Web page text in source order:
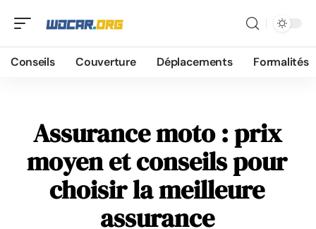
Conseils Couverture Déplacements Formalités
Assurance moto : prix
moyen et conseils pour
choisir la meilleure
assurance